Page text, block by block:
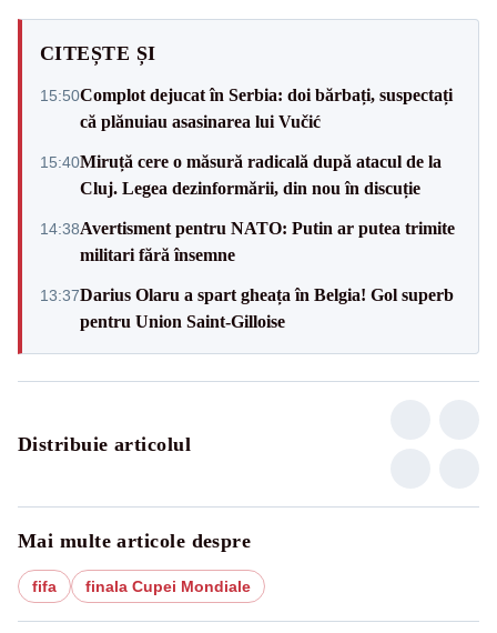
CITEȘTE ȘI
15:50Complot dejucat în Serbia: doi bărbați, suspectați
că plănuiau asasinarea lui Vučić
15:40Miruță cere o măsură radicală după atacul de la
Cluj. Legea dezinformării, din nou în discuție
14:38Avertisment pentru NATO: Putin ar putea trimite
militari fără însemne
13:37Darius Olaru a spart gheața în Belgia! Gol superb
pentru Union Saint-Gilloise
Distribuie articolul
Mai multe articole despre
fifa finala Cupei Mondiale